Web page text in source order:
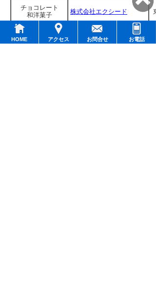
HOME アクセス お問合せ お電話
チョコレート
和洋菓子
株式会社エクシード
ドーナツ 株式会社なるみ食品